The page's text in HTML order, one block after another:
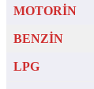
MOTORİN
BENZİN
LPG